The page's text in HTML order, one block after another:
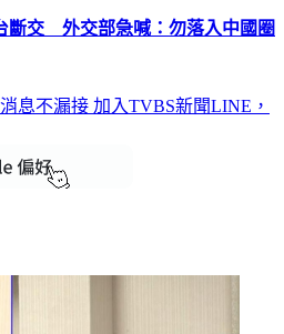
斷交 外交部急喊：勿落入中國圈
息不漏接 加入TVBS新聞LINE，